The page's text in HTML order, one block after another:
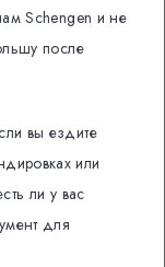
Schengen и не
после
вы ездите
или
ли у вас
для